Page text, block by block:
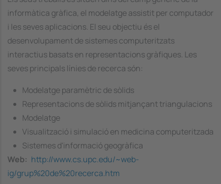
informàtica gràfica, el modelatge assistit per computador
i les seves aplicacions. El seu objectiu és el
desenvolupament de sistemes computeritzats
interactius basats en representacions gràfiques. Les
seves principals línies de recerca són:
Modelatge paramètric de sòlids
Representacions de sòlids mitjançant triangulacions
Modelatge
Visualització i simulació en medicina computeritzada
Sistemes d'informació geogràfica
Web
http://www.cs.upc.edu/~web-
ig/grup%20de%20recerca.htm